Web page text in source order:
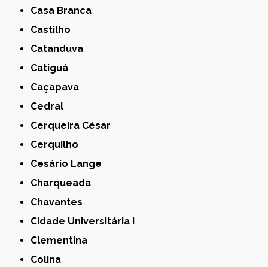
Casa Branca
Castilho
Catanduva
Catiguá
Caçapava
Cedral
Cerqueira César
Cerquilho
Cesário Lange
Charqueada
Chavantes
Cidade Universitária I
Clementina
Colina